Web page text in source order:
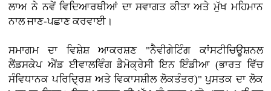
ਲਾਅ ਨੇ ਨਵੇਂ ਵਿਦਿਆਰਥੀਆਂ ਦਾ ਸਵਾਗਤ ਕੀਤਾ ਅਤੇ ਮੁੱਖ ਮਹਿਮਾਨ
ਨਾਲ ਜਾਣ-ਪਛਾਣ ਕਰਵਾਈ।
ਸਮਾਗਮ ਦਾ ਵਿਸ਼ੇਸ਼ ਆਕਰਸ਼ਣ "ਨੈਵੀਗੇਟਿੰਗ ਕਾਂਸਟੀਚਿਊਸ਼ਨਲ
ਲੈਂਡਸਕੇਪ ਐਂਡ ਈਵਾਲਵਿੰਗ ਡੈਮੋਕ੍ਰੇਸੀ ਇਨ ਇੰਡੀਆ (ਭਾਰਤ ਵਿੱਚ
ਸੰਵਿਧਾਨਕ ਪਰਿਦ੍ਰਿਸ਼ ਅਤੇ ਵਿਕਾਸਸ਼ੀਲ ਲੋਕਤੰਤਰ)" ਪੁਸਤਕ ਦਾ ਲੋਕ